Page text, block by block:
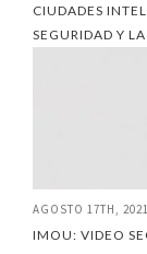
CIUDADES
SEGURIDAD Y
AGOSTO 17TH, 2021
IMOU: VIDEO